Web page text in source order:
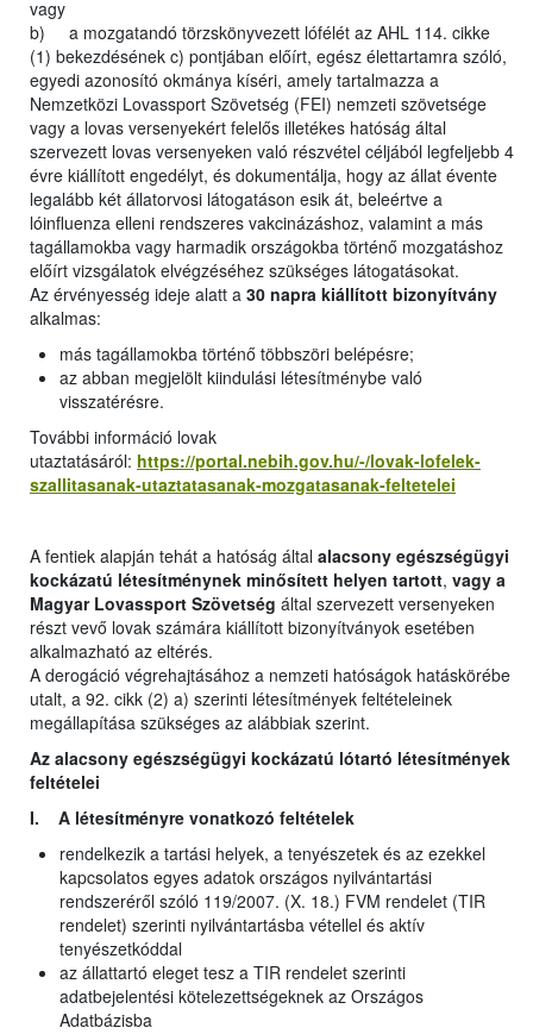
vagy
b) a mozgatandó törzskönyvezett lófélét az AHL 114. cikke
(1) bekezdésének c) pontjában előírt, egész élettartamra szóló,
egyedi azonosító okmánya kíséri, amely tartalmazza a
Nemzetközi Lovassport Szövetség (FEI) nemzeti szövetsége
vagy a lovas versenyekért felelős illetékes hatóság által
szervezett lovas versenyeken való részvétel céljából legfeljebb 4
évre kiállított engedélyt, és dokumentálja, hogy az állat évente
legalább két állatorvosi látogatáson esik át, beleértve a
lóinfluenza elleni rendszeres vakcinázáshoz, valamint a más
tagállamokba vagy harmadik országokba történő mozgatáshoz
előírt vizsgálatok elvégzéséhez szükséges látogatásokat.
Az érvényesség ideje alatt a 30 napra kiállított bizonyítvány
alkalmas:
más tagállamokba történő többszöri belépésre;
az abban megjelölt kiindulási létesítménybe való
visszatérésre.
További információ lovak
utaztatásáról: https://portal.nebih.gov.hu/-/lovak-lofelek-
szallitasanak-utaztatasanak-mozgatasanak-feltetelei
A fentiek alapján tehát a hatóság által alacsony egészségügyi
kockázatú létesítménynek minősített helyen tartott, vagy a
Magyar Lovassport Szövetség által szervezett versenyeken
részt vevő lovak számára kiállított bizonyítványok esetében
alkalmazható az eltérés.
A derogáció végrehajtásához a nemzeti hatóságok hatáskörébe
utalt, a 92. cikk (2) a) szerinti létesítmények feltételeinek
megállapítása szükséges az alábbiak szerint.
Az alacsony egészségügyi kockázatú lótartó létesítmények
feltételei
I. A létesítményre vonatkozó feltételek
rendelkezik a tartási helyek, a tenyészetek és az ezekkel
kapcsolatos egyes adatok országos nyilvántartási
rendszeréről szóló 119/2007. (X. 18.) FVM rendelet (TIR
rendelet) szerinti nyilvántartásba vétellel és aktív
tenyészetkóddal
az állattartó eleget tesz a TIR rendelet szerinti
adatbejelentési kötelezettségeknek az Országos
Adatbázisba